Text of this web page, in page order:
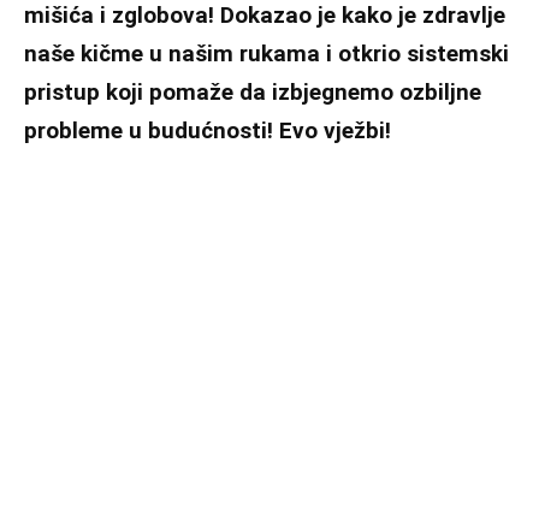
mišića i zglobova! Dokazao je kako je zdravlje
naše kičme u našim rukama i otkrio sistemski
pristup koji pomaže da izbjegnemo ozbiljne
probleme u budućnosti! Evo vježbi!